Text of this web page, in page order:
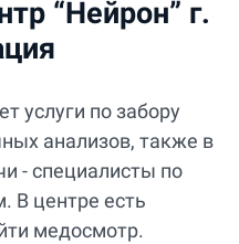
“Нейрон” г.
услуги по забору
анализов, также в
- специалисты по
В центре есть
медосмотр.